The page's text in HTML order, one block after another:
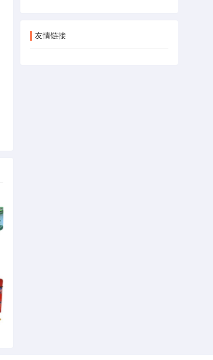
友情链接